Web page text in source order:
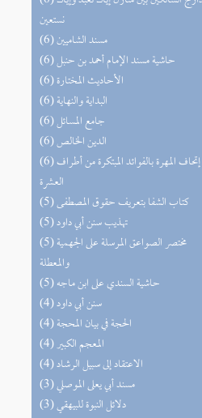
نستعين
(6) مسند الشاميين
(6) حاشية مسند الإمام أحمد بن حنبل
(6) الأحاديث المختارة
(6) البداية والنهاية
(6) جامع المسائل
(6) الدين الخالص
(6) إتحاف المهرة بالفوائد المبتكرة من أطراف
العشرة
(5) كتاب الشفا بتعريف حقوق المصطفى
(5) تهذيب سنن أبي داود
(5) مختصر الصواعق المرسلة على الجهمية
والمعطلة
(5) حاشية السندي على ابن ماجه
(4) سنن أبي داود
(4) الحجة في بيان المحجة
(4) المعجم الكبير
(4) الاعتقاد إلى سبيل الرشاد
(3) مسند أبي يعلى الموصلي
(3) دلائل النبوة للبيهقي